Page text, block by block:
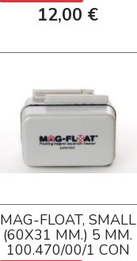
12,00 €
MAG-FLOAT, SMALL
(60X31 MM.) 5 MM.
100.470/00/1 CON